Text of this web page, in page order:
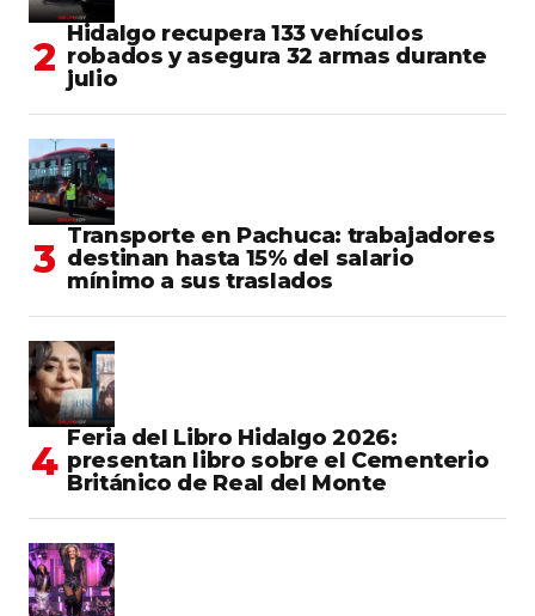
Hidalgo recupera 133 vehículos
robados y asegura 32 armas durante
julio
Transporte en Pachuca: trabajadores
destinan hasta 15% del salario
mínimo a sus traslados
Feria del Libro Hidalgo 2026:
presentan libro sobre el Cementerio
Británico de Real del Monte